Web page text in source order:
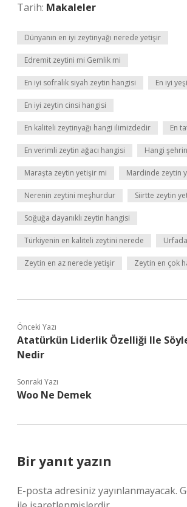
Tarih: Makaleler
Dünyanın en iyi zeytinyağı nerede yetişir
Edremit zeytini mi Gemlik mi
En iyi sofralık siyah zeytin hangisi En iyi
En iyi zeytin cinsi hangisi
En kaliteli zeytinyağı hangi ilimizdedir En
En verimli zeytin ağacı hangisi Hangi
Maraşta zeytin yetişir mi Mardinde zeytin
Nerenin zeytini meşhurdur Siirtte zeytin
Soğuğa dayanıklı zeytin hangisi
Türkiyenin en kaliteli zeytini nerede
Zeytin en az nerede yetişir Zeytin en çok
Önceki Yazı
Atatürkün Liderlik Özelliği Ile
Nedir
Sonraki Yazı
Woo Ne Demek
Bir yanıt yazın
E-posta adresiniz yayınlanmayacak.